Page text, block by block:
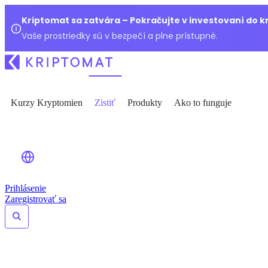
Kriptomat sa zatvára – Pokračujte v investovaní do
Vaše prostriedky sú v bezpečí a plne prístupné.
Kurzy Kryptomien Zistiť Produkty Ako to funguje
Prihlásenie
Zaregistrovať sa